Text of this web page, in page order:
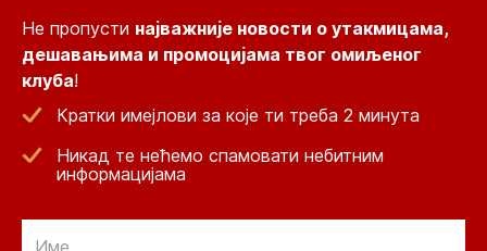
Не пропусти најважније новости о утакмицама,
дешавањима и промоцијама твог омиљеног
клуба!
Кратки имејлови за које ти треба 2 минута
Никад те нећемо спамовати небитним
информацијама